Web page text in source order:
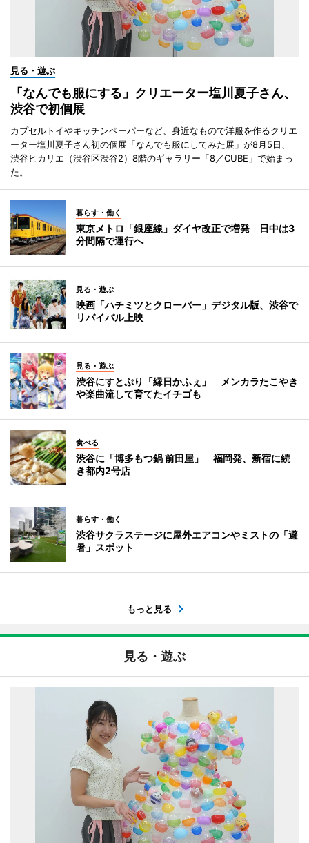
見る・遊ぶ
「なんでも服にする」クリエーター塩川夏子さん、
渋谷で初個展
カプセルトイやキッチンペーパーなど、身近なもので洋服を作るクリエ
ーター塩川夏子さん初の個展「なんでも服にしてみた展」が8月5日、
渋谷ヒカリエ（渋谷区渋谷2）8階のギャラリー「8／CUBE」で始まっ
た。
暮らす・働く
東京メトロ「銀座線」ダイヤ改正で増発 日中は3
分間隔で運行へ
見る・遊ぶ
映画「ハチミツとクローバー」デジタル版、渋谷で
リバイバル上映
見る・遊ぶ
渋谷にすとぷり「縁日かふぇ」 メンカラたこやき
や楽曲流して育てたイチゴも
食べる
渋谷に「博多もつ鍋 前田屋」 福岡発、新宿に続
き都内2号店
暮らす・働く
渋谷サクラステージに屋外エアコンやミストの「避
暑」スポット
もっと見る
見る・遊ぶ